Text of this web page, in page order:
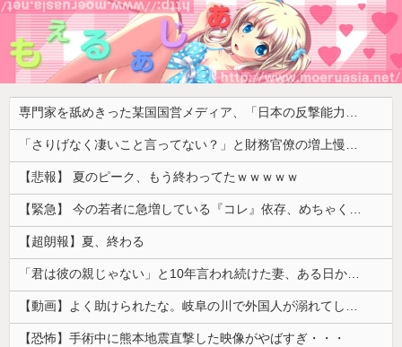
専門家を舐めきった某国国営メディア、「日本の反撃能力が地域を不安定化させている」というストーリーで番組制作を進めようとするも……
「さりげなく凄いこと言ってない？」と財務官僚の増上慢っぷりに衝撃を受ける人が続出、なぜ官僚にすぎない財務省が……
【悲報】 夏のピーク、もう終わってたｗｗｗｗｗ
【緊急】 今の若者に急増している『コレ』依存、めちゃくちゃ深刻な模様w w w w w w w w w w
【超朗報】夏、終わる
「君は彼の親じゃない」と10年言われ続けた妻、ある日から薬の管理も着替えの声かけもやめた
【動画】よく助けられたな。岐阜の川で外国人が溺れてしまう事故。
【恐怖】手術中に熊本地震直撃した映像がやばすぎ・・・